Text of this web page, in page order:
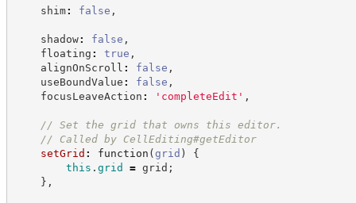
shim: false ,
shadow: false ,
floating : true ,
alignOnScroll : false ,
useBoundValue : false ,
focusLeaveAction : ' completeEdit ' ,
// Set the grid that owns this editor.
// Called by CellEditing#getEditor
setGrid : function (grid )
{
this . grid = grid ;
} ,